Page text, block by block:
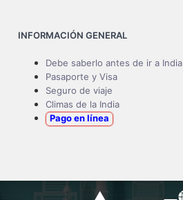
INFORMACIÓN GENERAL
Debe saberlo antes de ir a India
Pasaporte y Visa
Seguro de viaje
Climas de la India
Pago en línea